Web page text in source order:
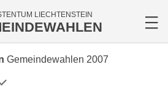
LIECHTENSTEIN
Gemeindewahlen 2007